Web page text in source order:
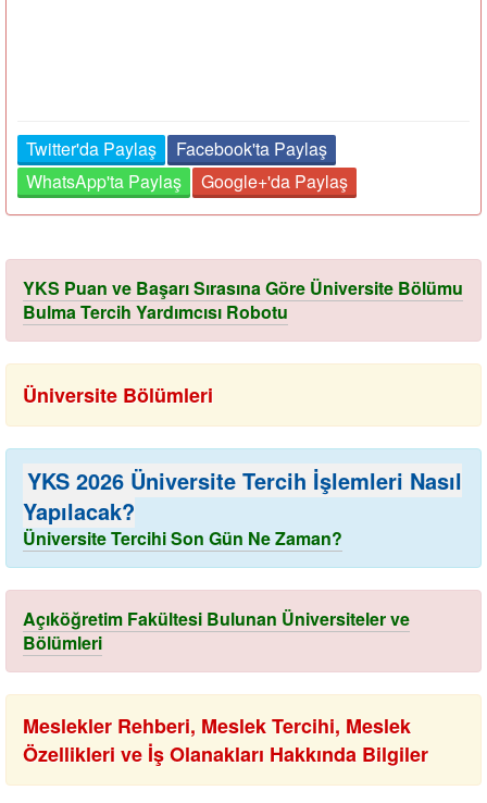
Twitter'da Paylaş
Facebook'ta Paylaş
WhatsApp'ta Paylaş
Google+'da Paylaş
YKS Puan ve Başarı Sırasına Göre Üniversite Bölümu
Bulma Tercih Yardımcısı Robotu
Üniversite Bölümleri
YKS 2026 Üniversite Tercih İşlemleri Nasıl
Yapılacak?
Üniversite Tercihi Son Gün Ne Zaman?
Açıköğretim Fakültesi Bulunan Üniversiteler ve
Bölümleri
Meslekler Rehberi, Meslek Tercihi, Meslek
Özellikleri ve İş Olanakları Hakkında Bilgiler